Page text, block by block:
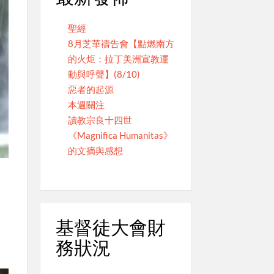
聖經
8月芝華禱告會【點燃南方
的火炬：拉丁美洲宣教運
動與呼聲】(8/10)
惡者的起源
本週關注
讀教宗良十四世
《Magnifica Humanitas》
的文摘與感想
基督徒大會財
務狀況